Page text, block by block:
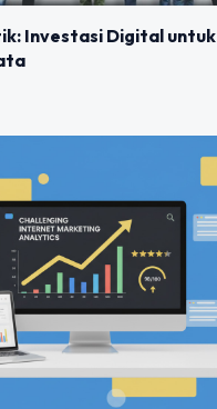
Investasi Digital untuk